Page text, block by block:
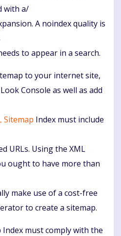
with a/
A noindex quality is
to appear in a search.
to your internet site,
Console as well as add
Sitemap Index must include
URLs. Using the XML
ought to have more than
make use of a cost-free
to create a sitemap.
Index must comply with the